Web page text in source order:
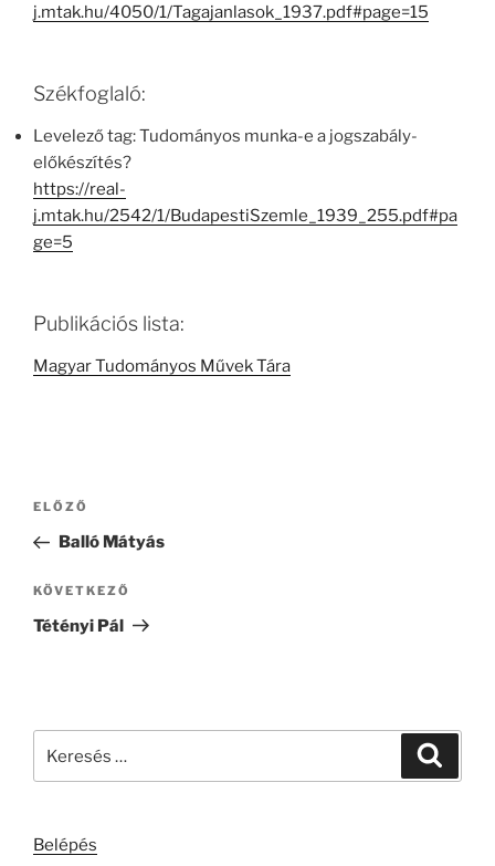
j.mtak.hu/4050/1/Tagajanlasok_1937.pdf#page=15
Székfoglaló:
Levelező tag: Tudományos munka-e a jogszabály-
előkészítés?
https://real-
j.mtak.hu/2542/1/BudapestiSzemle_1939_255.pdf#pa
ge=5
Publikációs lista:
Magyar Tudományos Művek Tára
Bejegyzés
Korábbi
bejegyzés
ELŐZŐ
Balló Mátyás
Következő
bejegyzés
KÖVETKEZŐ
Tétényi Pál
Belépés